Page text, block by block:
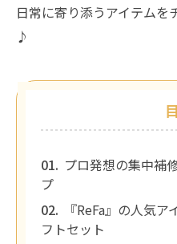
日常に寄り添うアイテム
♪
プロ発想の集中補
プ
『ReFa』の人気
フトセット